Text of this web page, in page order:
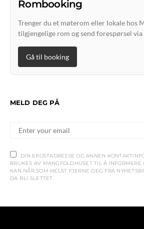
Rombooking
Trenger du et møterom eller lokale hos
tilgjengelige rom og send forespørsel
Gå til booking
MELD DEG PÅ
DIN EPOSTADRESSE OG ANNEN
BRUKES AV MANGFOLDHUSET TIL Å INFORMERE
KAN NÅR SOM HELST FJERNE DEG FRA
DA BLI SLETTET.